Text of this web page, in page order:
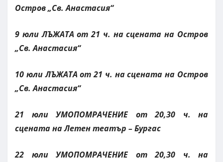
Остров „Св. Анастасия“
9 юли ЛЪЖАТА от 21 ч. на сцената на Остров
„Св. Анастасия“
10 юли ЛЪЖАТА от 21 ч. на сцената на Остров
„Св. Анастасия“
21 юли УМОПОМРАЧЕНИЕ от 20,30 ч. на
сцената на Летен театър – Бургас
22 юли УМОПОМРАЧЕНИЕ от 20,30 ч. на